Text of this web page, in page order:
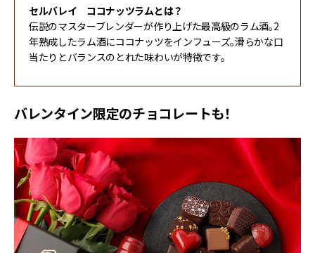
セルバレイ ココナッツラムとは？
伝説のマスターブレンダーが作り上げた最高級のラム酒。2
年熟成したラム酒にココナッツをインフューズ。滑らかな口
当たりとバランスのとれた味わいが特徴です。
バレンタイン限定のチョコレートも！